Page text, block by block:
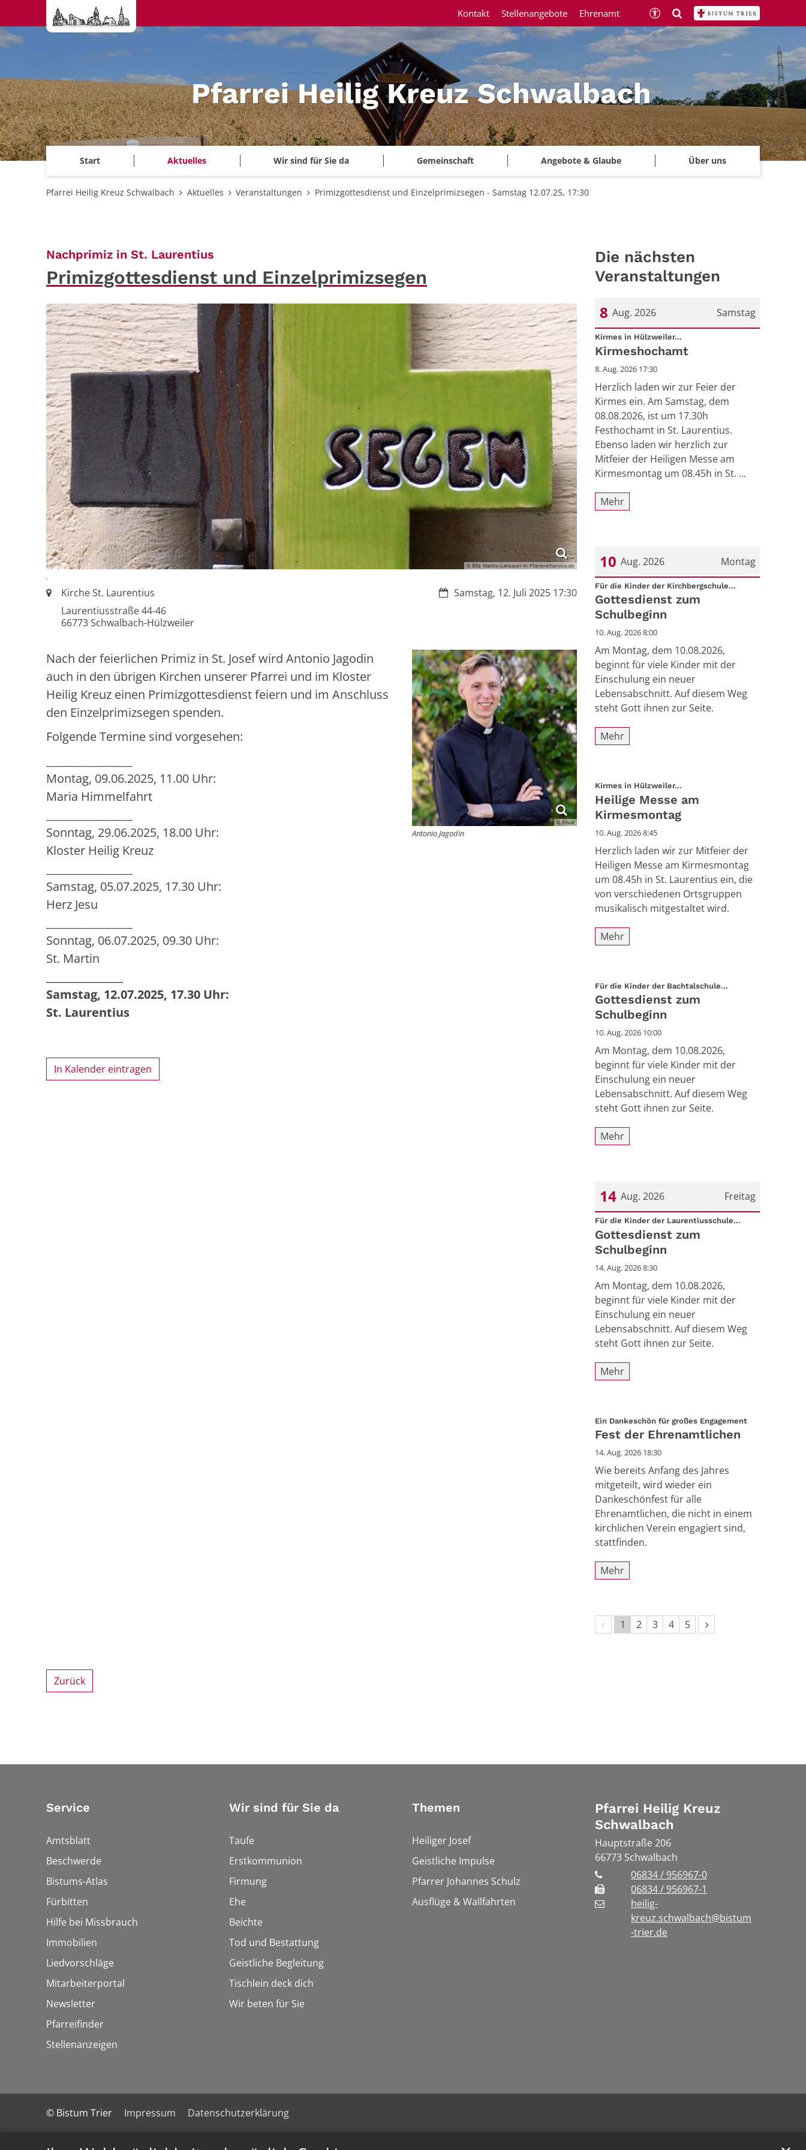
Zum Inhalt springen
Pfarrei Heilig Kreuz Schwalbach
Start Aktuelles Wir sind für Sie da Gemeinschaft Angebote & Glaube Über uns
Kontakt Stellenangebote Ehrenamt
Pfarrei Heilig Kreuz Schwalbach Aktuelles Veranstaltungen Primizgottesdienst und Einzelprimizsegen - Samstag 12.07.25, 17:30
Nachprimiz in St. Laurentius
Primizgottesdienst und Einzelprimizsegen
© Bild: Martha Gahbauer In: Pfarrbriefservice.de
.
Datum:
Samstag, 12. Juli 2025 17:30
Ort:Kirche St. Laurentius
Laurentiusstraße 44-46
66773Schwalbach-Hülzweiler
© Privat
Antonio Jagodin
Nach der feierlichen Primiz in St. Josef wird Antonio Jagodin
auch in den übrigen Kirchen unserer Pfarrei und im Kloster
Heilig Kreuz einen Primizgottesdienst feiern und im Anschluss
den Einzelprimizsegen spenden.
Folgende Termine sind vorgesehen:
Montag, 09.06.2025, 11.00 Uhr:
Maria Himmelfahrt
Sonntag, 29.06.2025, 18.00 Uhr:
Kloster Heilig Kreuz
Samstag, 05.07.2025, 17.30 Uhr:
Herz Jesu
Sonntag, 06.07.2025, 09.30 Uhr:
St. Martin
Samstag, 12.07.2025, 17.30 Uhr:
St. Laurentius
In Kalender eintragen
Die nächsten
Veranstaltungen
Samstag
8 Aug. 2026
Datum: 8. August 2026
Kirmes in Hülzweiler...
Kirmeshochamt
8. Aug. 2026 17:30
Herzlich laden wir zur Feier der
Kirmes ein. Am Samstag, dem
08.08.2026, ist um 17.30h
Festhochamt in St. Laurentius.
Ebenso laden wir herzlich zur
Mitfeier der Heiligen Messe am
Kirmesmontag um 08.45h in St. ...
Mehr
Montag
10 Aug. 2026
Datum: 10. August 2026
Für die Kinder der Kirchbergschule...
Gottesdienst zum
Schulbeginn
10. Aug. 2026 8:00
Am Montag, dem 10.08.2026,
beginnt für viele Kinder mit der
Einschulung ein neuer
Lebensabschnitt. Auf diesem Weg
steht Gott ihnen zur Seite.
Mehr
Kirmes in Hülzweiler...
Heilige Messe am
Kirmesmontag
10. Aug. 2026 8:45
Herzlich laden wir zur Mitfeier der
Heiligen Messe am Kirmesmontag
um 08.45h in St. Laurentius ein, die
von verschiedenen Ortsgruppen
musikalisch mitgestaltet wird.
Mehr
Für die Kinder der Bachtalschule...
Gottesdienst zum
Schulbeginn
10. Aug. 2026 10:00
Am Montag, dem 10.08.2026,
beginnt für viele Kinder mit der
Einschulung ein neuer
Lebensabschnitt. Auf diesem Weg
steht Gott ihnen zur Seite.
Mehr
Freitag
14 Aug. 2026
Datum: 14. August 2026
Für die Kinder der Laurentiusschule...
Gottesdienst zum
Schulbeginn
14. Aug. 2026 8:30
Am Montag, dem 10.08.2026,
beginnt für viele Kinder mit der
Einschulung ein neuer
Lebensabschnitt. Auf diesem Weg
steht Gott ihnen zur Seite.
Mehr
Ein Dankeschön für großes Engagement:
Fest der Ehrenamtlichen
14. Aug. 2026 18:30
Wie bereits Anfang des Jahres
mitgeteilt, wird wieder ein
Dankeschönfest für alle
Ehrenamtlichen, die nicht in einem
kirchlichen Verein engagiert sind,
stattfinden.
Mehr
Vorherige Seite
1 2 3 4 5 Nächste Seite
Zurück
Service
Amtsblatt
Beschwerde
Bistums-Atlas
Fürbitten
Hilfe bei Missbrauch
Immobilien
Liedvorschläge
Mitarbeiterportal
Newsletter
Pfarreifinder
Stellenanzeigen
Wir sind für Sie da
Taufe
Erstkommunion
Firmung
Ehe
Beichte
Tod und Bestattung
Geistliche Begleitung
Tischlein deck dich
Wir beten für Sie
Themen
Heiliger Josef
Geistliche Impulse
Pfarrer Johannes Schulz
Ausflüge & Wallfahrten
Pfarrei Heilig Kreuz
Schwalbach
Hauptstraße 206
66773 Schwalbach
06834 / 956967-0
06834 / 956967-1
heilig-
kreuz.schwalbach@bistum
-trier.de
© Bistum Trier Impressum Datenschutzerklärung